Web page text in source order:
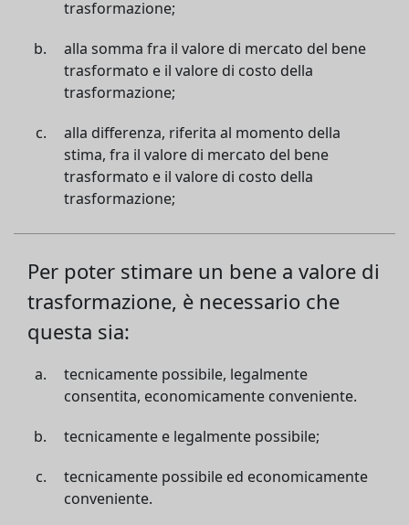
trasformazione;
alla somma fra il valore di mercato del bene
trasformato e il valore di costo della
trasformazione;
alla differenza, riferita al momento della
stima, fra il valore di mercato del bene
trasformato e il valore di costo della
trasformazione;
Per poter stimare un bene a valore di
trasformazione, è necessario che
questa sia:
tecnicamente possibile, legalmente
consentita, economicamente conveniente.
tecnicamente e legalmente possibile;
tecnicamente possibile ed economicamente
conveniente.